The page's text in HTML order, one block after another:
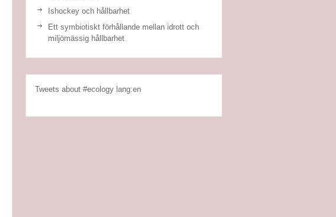
Ishockey och hållbarhet
Ett symbiotiskt förhållande mellan idrott och
miljömässig hållbarhet
Tweets about #ecology lang:en